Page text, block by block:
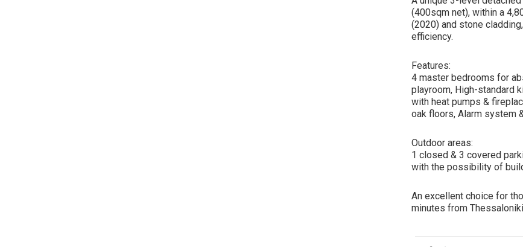
(400sqm net), within a
(2020) and stone
efficiency.
Features:
4 master bedrooms for
playroom, High-standard
with heat pumps &
oak floors, Alarm system
Outdoor areas:
1 closed & 3 covered
with the possibility of
An excellent choice for
minutes from